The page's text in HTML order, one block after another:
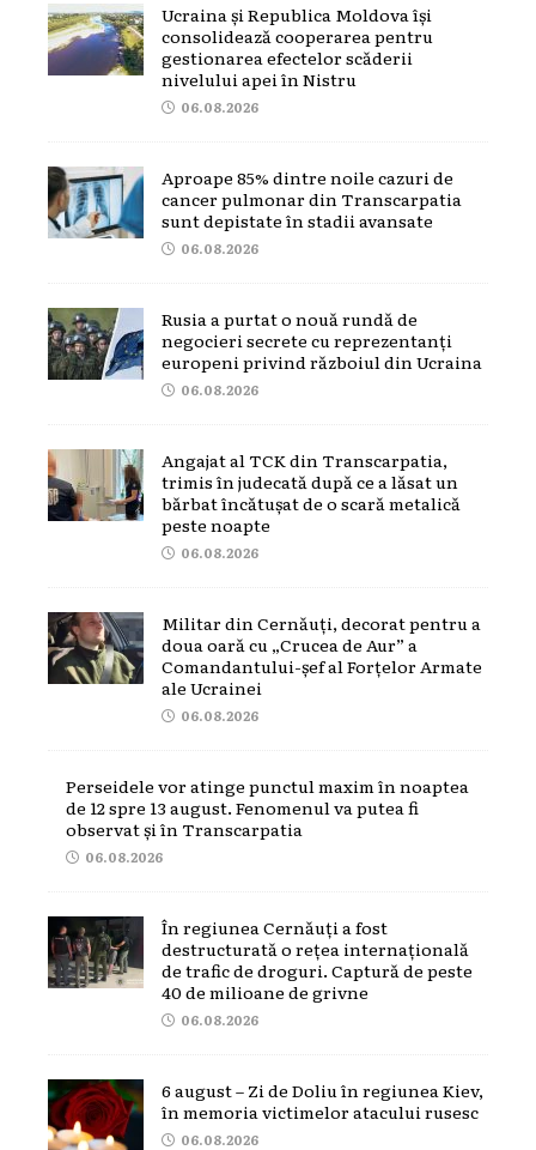
Ucraina și Republica Moldova își
consolidează cooperarea pentru
gestionarea efectelor scăderii
nivelului apei în Nistru
06.08.2026
Aproape 85% dintre noile cazuri de
cancer pulmonar din Transcarpatia
sunt depistate în stadii avansate
06.08.2026
Rusia a purtat o nouă rundă de
negocieri secrete cu reprezentanți
europeni privind războiul din Ucraina
06.08.2026
Angajat al TCK din Transcarpatia,
trimis în judecată după ce a lăsat un
bărbat încătușat de o scară metalică
peste noapte
06.08.2026
Militar din Cernăuți, decorat pentru a
doua oară cu „Crucea de Aur” a
Comandantului-șef al Forțelor Armate
ale Ucrainei
06.08.2026
Perseidele vor atinge punctul maxim în noaptea
de 12 spre 13 august. Fenomenul va putea fi
observat și în Transcarpatia
06.08.2026
În regiunea Cernăuți a fost
destructurată o rețea internațională
de trafic de droguri. Captură de peste
40 de milioane de grivne
06.08.2026
6 august – Zi de Doliu în regiunea Kiev,
în memoria victimelor atacului rusesc
06.08.2026